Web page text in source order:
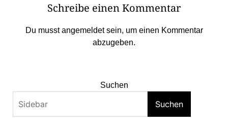
Schreibe einen Kommentar
Du musstangemeldetsein, um einen Kommentar
abzugeben.
Suchen
Suchen